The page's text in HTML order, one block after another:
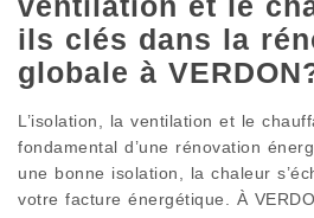
ils clés dans la
globale à
L’isolation, la ventilation et le
fondamental d’une rénovation
une bonne isolation, la chaleur
votre facture énergétique. À